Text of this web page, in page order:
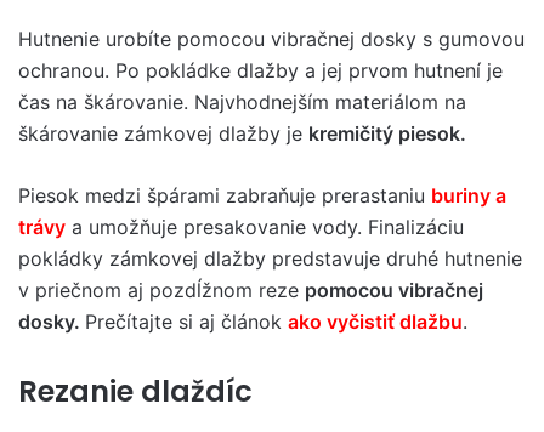
Hutnenie urobíte pomocou vibračnej dosky s gumovou
ochranou. Po pokládke dlažby a jej prvom hutnení je
čas na škárovanie. Najvhodnejším materiálom na
škárovanie zámkovej dlažby je kremičitý piesok.
Piesok medzi špárami zabraňuje prerastaniu buriny a
trávy a umožňuje presakovanie vody. Finalizáciu
pokládky zámkovej dlažby predstavuje druhé hutnenie
v priečnom aj pozdĺžnom reze pomocou vibračnej
dosky. Prečítajte si aj článok ako vyčistiť dlažbu.
Rezanie dlaždíc